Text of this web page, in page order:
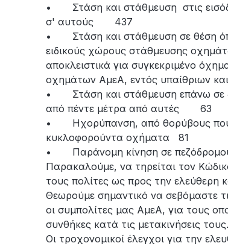
• Στάση και στάθμευση στις
σ' αυτούς 437
• Στάση και στάθμευση σε θέση
ειδικούς χώρους στάθμευσης
αποκλειστικά για συγκεκριμένο
οχημάτων ΑμεΑ, εντός υπαίθριων
• Στάση και στάθμευση επάνω σε
από πέντε μέτρα από αυτές 63
• Ηχορύπανση, από θορύβους που
κυκλοφορούντα οχήματα 81
• Παράνομη κίνηση σε
Παρακαλούμε, να τηρείται τον
τους πολίτες ως προς την ελεύθερη
Θεωρούμε σημαντικό να σεβόμαστε
οι συμπολίτες μας ΑμεΑ, για τους
συνθήκες κατά τις μετακινήσεις τους.
Οι τροχονομικοί έλεγχοι για την